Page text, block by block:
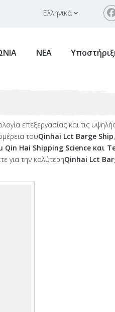
Ελληνικά
ΝΕΑ
επεξεργασίας και τις
τουQinhai Lct Barge Ship
Qin Hai Shipping Science και
για την καλύτερηQinhai Lct